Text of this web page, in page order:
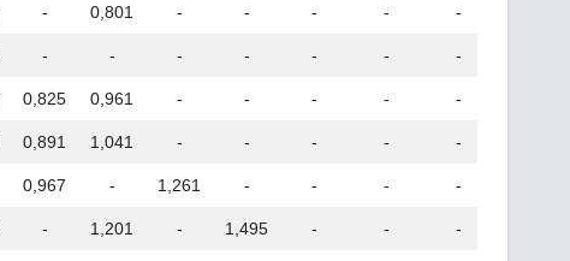
- 0,801 - - - - -
- - - - - - -
0,825 0,961 - - - - -
0,891 1,041 - - - - -
0,967 - 1,261 - - - -
- 1,201 - 1,495 - - -